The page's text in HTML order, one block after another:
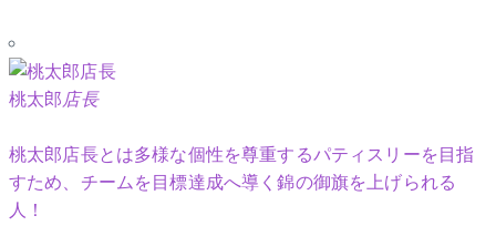
桃太郎店長
桃太郎店長とは多様な個性を尊重するパティスリーを目指
すため、チームを目標達成へ導く錦の御旗を上げられる
人！